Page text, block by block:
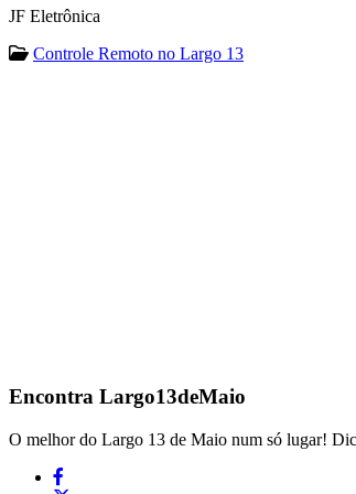
JF Eletrônica
Controle Remoto no Largo 13
Encontra Largo13deMaio
O melhor do Largo 13 de Maio num só lugar!